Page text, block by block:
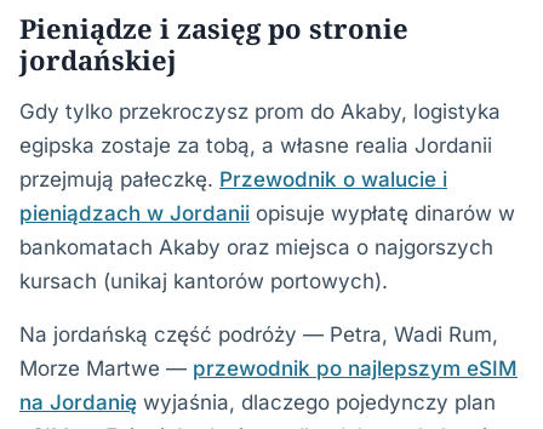
Pieniądze i zasięg po stronie
jordańskiej
Gdy tylko przekroczysz prom do Akaby, logistyka
egipska zostaje za tobą, a własne realia Jordanii
przejmują pałeczkę. Przewodnik o walucie i
pieniądzach w Jordanii opisuje wypłatę dinarów w
bankomatach Akaby oraz miejsca o najgorszych
kursach (unikaj kantorów portowych).
Na jordańską część podróży — Petra, Wadi Rum,
Morze Martwe — przewodnik po najlepszym eSIM
na Jordanię wyjaśnia, dlaczego pojedynczy plan